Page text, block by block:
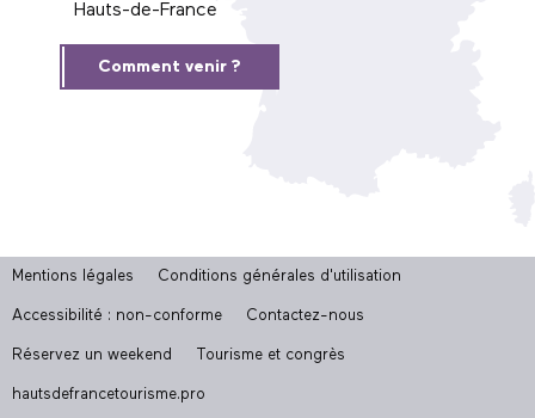
Hauts-de-France
Comment venir ?
Mentions légales Conditions générales d'utilisation
Accessibilité : non-conforme Contactez-nous
Réservez un weekend Tourisme et congrès
hautsdefrancetourisme.pro